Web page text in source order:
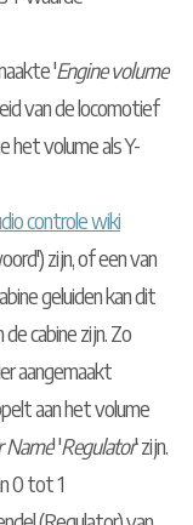
'Engine volume
van de locomotief
het volume als Y-
controle wiki
zijn, of een van
geluiden kan dit
cabine zijn. Zo
aangemaakt
aan het volume
Name' 'Regulator' zijn.
0 tot 1